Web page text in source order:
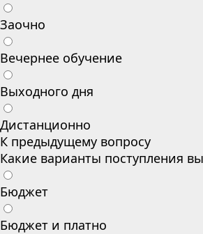
Заочно
Вечернее обучение
Выходного дня
Дистанционно
К предыдущему вопросу
Какие варианты поступления
Бюджет
Бюджет и платно